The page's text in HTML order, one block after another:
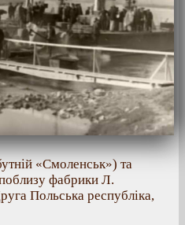
«Смоленськ») та
фабрики Л.
Польська республіка,